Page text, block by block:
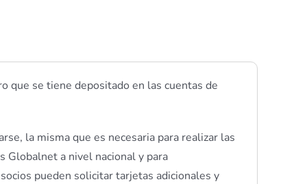
que se tiene depositado en las cuentas de
la misma que es necesaria para realizar las
Globalnet a nivel nacional y para
pueden solicitar tarjetas adicionales y